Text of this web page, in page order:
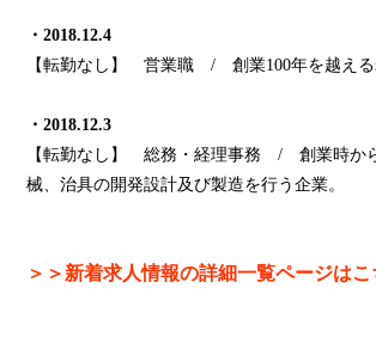
・2018.12.4
【転勤なし】 営業職 / 創業100年を越える
・2018.12.3
【転勤なし】 総務・経理事務 / 創業時か
械、治具の開発設計及び製造を行う企業。
＞＞新着求人情報の詳細一覧ページはこ